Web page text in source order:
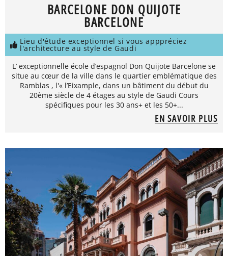
BARCELONE DON QUIJOTE
BARCELONE
Lieu d'étude exceptionnel si vous apppréciez
l'architecture au style de Gaudi
L’ exceptionnelle école d’espagnol Don Quijote Barcelone se
situe au cœur de la ville dans le quartier emblématique des
Ramblas , l'« l’Eixample, dans un bâtiment du début du
20ème siècle de 4 étages au style de Gaudi Cours
spécifiques pour les 30 ans+ et les 50+...
EN SAVOIR PLUS